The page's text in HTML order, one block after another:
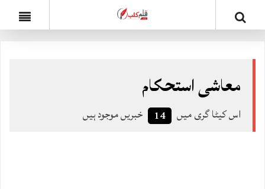
معاشی استحکام
اس کیٹا گری میں 14 خبریں موجود ہیں